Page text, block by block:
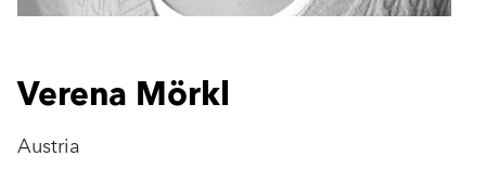
Verena Mörkl
Austria